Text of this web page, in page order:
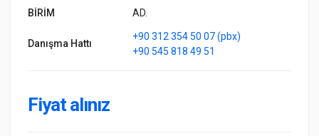
BİRİM AD.
Danışma Hattı
+90 312 354 50 07 (pbx)
+90 545 818 49 51
Fiyat alınız